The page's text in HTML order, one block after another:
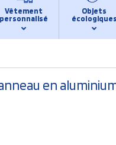
Vêtement
personnalisé
Objets
écologiques
en